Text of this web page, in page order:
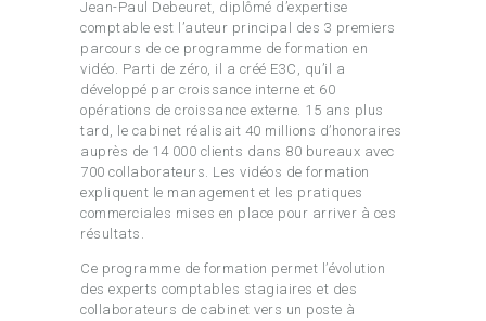
Jean-Paul Debeuret, diplômé d’expertise
comptable est l’auteur principal des 3 premiers
parcours de ce programme de formation en
vidéo. Parti de zéro, il a créé E3C, qu’il a
développé par croissance interne et 60
opérations de croissance externe. 15 ans plus
tard, le cabinet réalisait 40 millions d’honoraires
auprès de 14 000 clients dans 80 bureaux avec
700 collaborateurs. Les vidéos de formation
expliquent le management et les pratiques
commerciales mises en place pour arriver à ces
résultats.
Ce programme de formation permet l’évolution
des experts comptables stagiaires et des
collaborateurs de cabinet vers un poste à